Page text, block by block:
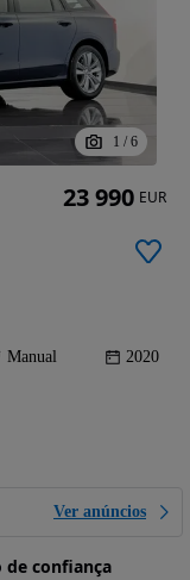
1 / 6
Manual 2020
Ver anúncios
de confiança
23 990 EUR